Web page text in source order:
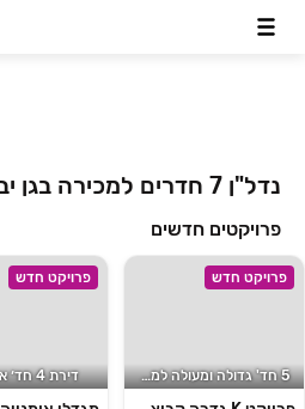
נדל"ן 7 חדרים למכירה בגן יבנה
פרויקטים חדשים
פרויקט חדש
5 חד' גדולה ומעולה למשפחות
פרויקט חדש
דירת 4 חד׳ אחרונות